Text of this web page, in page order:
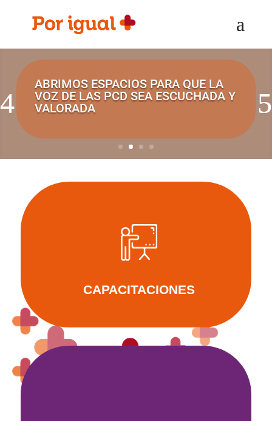
contenido
navegación
ABRIMOS ESPACIOS PARA QUE LA
VOZ DE LAS PCD SEA ESCUCHADA Y
VALORADA
ACOMPAÑAMOS A LAS PCD, A SUS
FAMILIAS, A DOCENTES DE TODOS
LOS NIVELES Y A INSTITUCIONES
CAPACITACIONES